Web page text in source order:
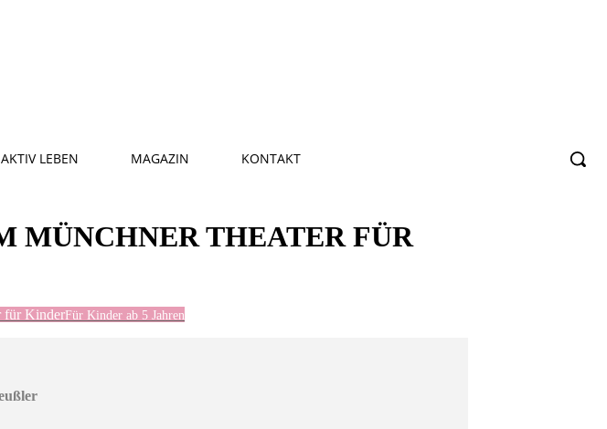
AKTIV LEBEN MAGAZIN KONTAKT
MÜNCHNER THEATER FÜR
für KinderFür Kinder ab 5 Jahren